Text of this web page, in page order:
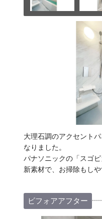
大理石調のアクセント
なりました。
パナソニックの「スゴ
新素材で、お掃除もしや
ビフォアアフター